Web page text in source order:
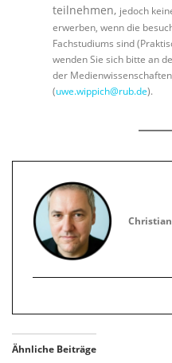
teilnehmen, jedoch
erwerben, wenn die
Fachstudiums sind
wenden Sie sich bitte an
der
(uwe.wippich@rub.de).
Ähnliche Beiträge